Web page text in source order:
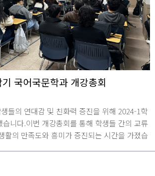
국어국문학과 개강총회
들의 연대감 및 친화력 증진을 위해 2024-1학
니다.이번 개강총회를 통해 학생들 간의 교류
활의 만족도와 흥미가 증진되는 시간을 가졌습